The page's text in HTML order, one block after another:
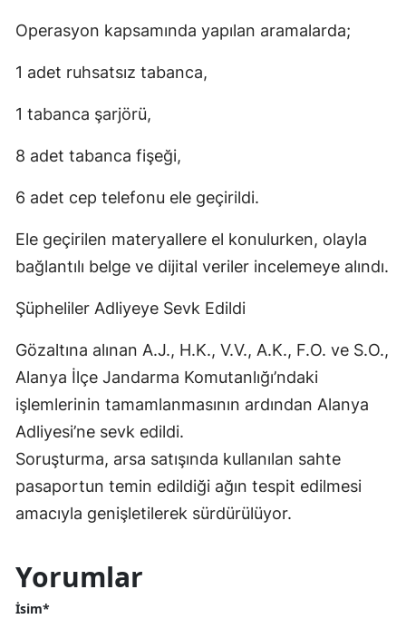
Operasyon kapsamında yapılan aramalarda;
1 adet ruhsatsız tabanca,
1 tabanca şarjörü,
8 adet tabanca fişeği,
6 adet cep telefonu ele geçirildi.
Ele geçirilen materyallere el konulurken, olayla
bağlantılı belge ve dijital veriler incelemeye alındı.
Şüpheliler Adliyeye Sevk Edildi
Gözaltına alınan A.J., H.K., V.V., A.K., F.O. ve S.O.,
Alanya İlçe Jandarma Komutanlığı’ndaki
işlemlerinin tamamlanmasının ardından Alanya
Adliyesi’ne sevk edildi.
Soruşturma, arsa satışında kullanılan sahte
pasaportun temin edildiği ağın tespit edilmesi
amacıyla genişletilerek sürdürülüyor.
Yorumlar
İsim*